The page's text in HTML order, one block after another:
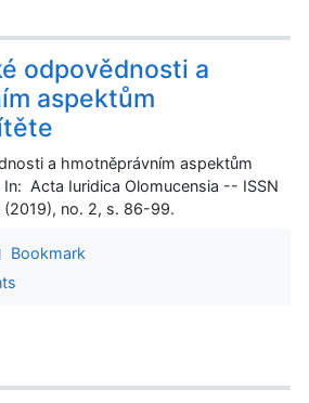
odpovědnosti a
aspektům
a hmotněprávním aspektům
Acta Iuridica Olomucensia -- ISSN
no. 2, s. 86-99.
Bookmark